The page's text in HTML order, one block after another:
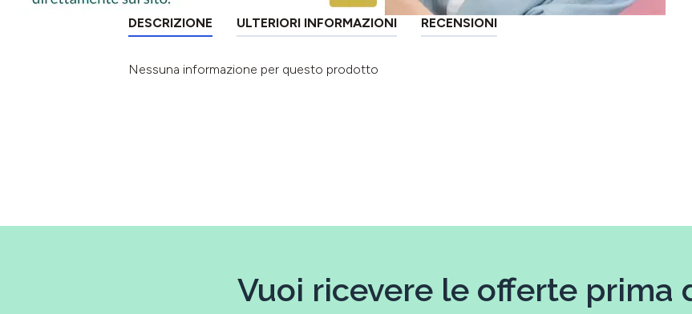
DESCRIZIONE ULTERIORI INFORMAZIONI RECENSIONI
Nessuna informazione per questo prodotto
Vuoi ricevere le offerte prima